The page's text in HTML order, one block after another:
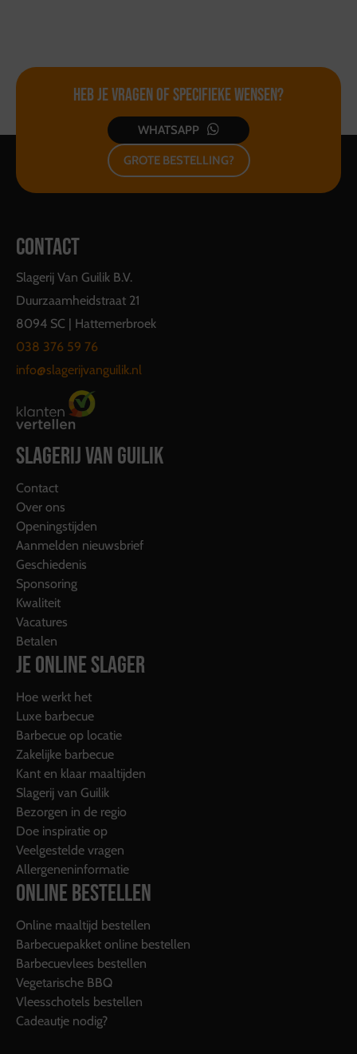
Heb je vragen ofspecifieke wensen?
WHATSAPP
GROTE BESTELLING?
CONTACT
Slagerij Van Guilik B.V.
Duurzaamheidstraat 21
8094 SC | Hattemerbroek
038 376 59 76
info@slagerijvanguilik.nl
SLAGERIJ VAN GUILIK
Contact
Over ons
Openingstijden
Aanmelden nieuwsbrief
Geschiedenis
Sponsoring
Kwaliteit
Vacatures
Betalen
JE ONLINE SLAGER
Hoe werkt het
Luxe barbecue
Barbecue op locatie
Zakelijke barbecue
Kant en klaar maaltijden
Slagerij van Guilik
Bezorgen in de regio
Doe inspiratie op
Veelgestelde vragen
Allergeneninformatie
ONLINE BESTELLEN
Online maaltijd bestellen
Barbecuepakket online bestellen
Barbecuevlees bestellen
Vegetarische BBQ
Vleesschotels bestellen
Cadeautje nodig?